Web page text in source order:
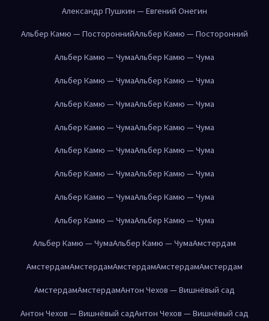
Александр Пушкин — Евгений Онегин
Альбер Камю — ПостороннийАльбер Камю — Посторонний
Альбер Камю — ЧумаАльбер Камю — Чума
Альбер Камю — ЧумаАльбер Камю — Чума
Альбер Камю — ЧумаАльбер Камю — Чума
Альбер Камю — ЧумаАльбер Камю — Чума
Альбер Камю — ЧумаАльбер Камю — Чума
Альбер Камю — ЧумаАльбер Камю — Чума
Альбер Камю — ЧумаАльбер Камю — Чума
Альбер Камю — ЧумаАльбер Камю — Чума
Альбер Камю — ЧумаАльбер Камю — ЧумаАмстердам
АмстердамАмстердамАмстердамАмстердамАмстердам
АмстердамАмстердамАнтон Чехов — Вишнёвый сад
Антон Чехов — Вишнёвый садАнтон Чехов — Вишнёвый сад